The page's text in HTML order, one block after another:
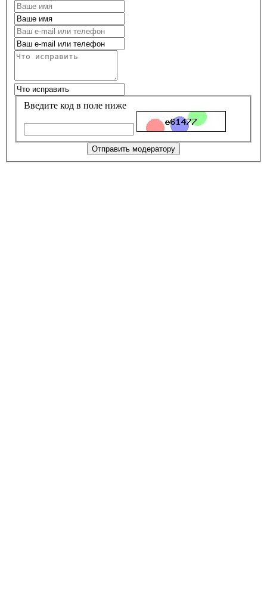
Введите код в поле ниже
Отправить модератору